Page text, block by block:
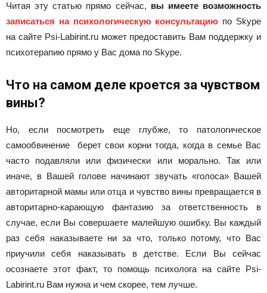
Читая эту статью прямо сейчас, вы имеете возможность
записаться на психологическую консультацию по Skype
на сайте Psi-Labirint.ru может предоставить Вам поддержку и
психотерапию прямо у Вас дома по Skype.
Что на самом деле кроется за чувством
вины?
Но, если посмотреть еще глубже, то патологическое
самообвинение берет свои корни тогда, когда в семье Вас
часто подавляли или физически или морально. Так или
иначе, в Вашей голове начинают звучать «голоса» Вашей
авторитарной мамы или отца и чувство вины превращается в
авторитарно-карающую фантазию за ответственность в
случае, если Вы совершаете малейшую ошибку. Вы каждый
раз себя наказываете ни за что, только потому, что Вас
приучили себя наказывать в детстве. Если Вы сейчас
осознаете этот факт, то помощь психолога на сайте Psi-
Labirint.ru Вам нужна и чем скорее, тем лучше.